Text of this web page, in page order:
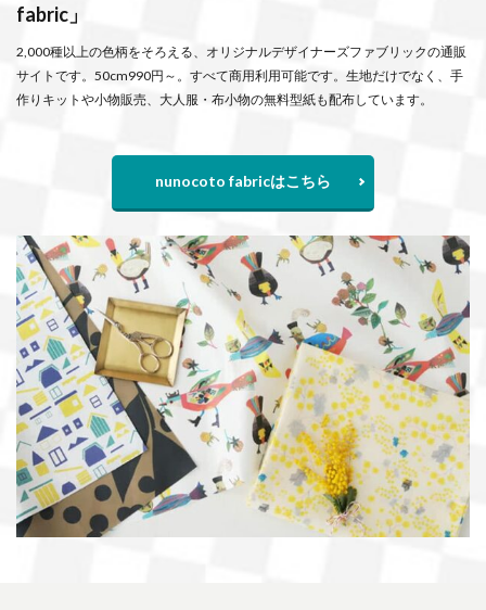
fabric」
2,000種以上の色柄をそろえる、オリジナルデザイナーズファブリックの通販
サイトです。50cm990円～。すべて商用利用可能です。生地だけでなく、手
作りキットや小物販売、大人服・布小物の無料型紙も配布しています。
nunocoto fabricはこちら